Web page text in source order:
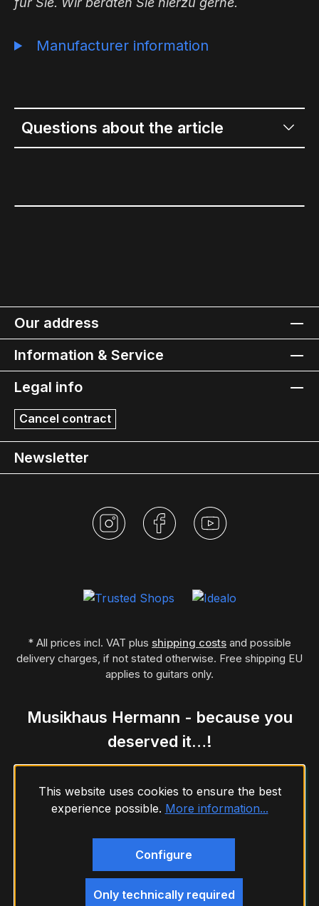
Manufacturer information
Questions about the article
Our address
Information & Service
Legal info
Cancel contract
Newsletter
* All prices incl. VAT plus shipping costs and possible
delivery charges, if not stated otherwise. Free shipping EU
applies to guitars only.
Musikhaus Hermann - because you
deserved it…!
This website uses cookies to ensure the best
experience possible. More information...
Only technically required
Configure